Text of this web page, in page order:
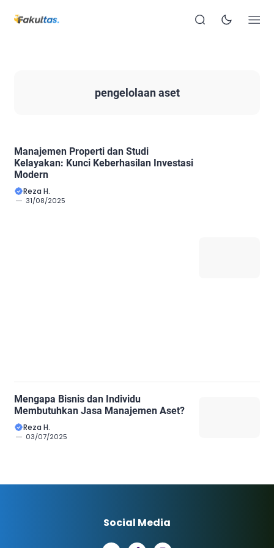
pengelolaan aset
Manajemen Properti dan Studi
Kelayakan: Kunci Keberhasilan Investasi
Modern
Reza H.
31/08/2025
Mengapa Bisnis dan Individu
Membutuhkan Jasa Manajemen Aset?
Reza H.
03/07/2025
Social Media